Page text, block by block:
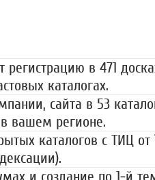
регистрацию в 471
каталогах.
сайта в 53
вашем регионе.
каталогов с ТИЦ от